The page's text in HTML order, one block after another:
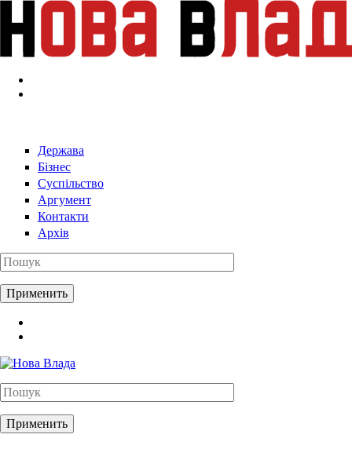
Перейти к основному содержанию
Держава
Бізнес
Суспільство
Аргумент
Контакти
Архів